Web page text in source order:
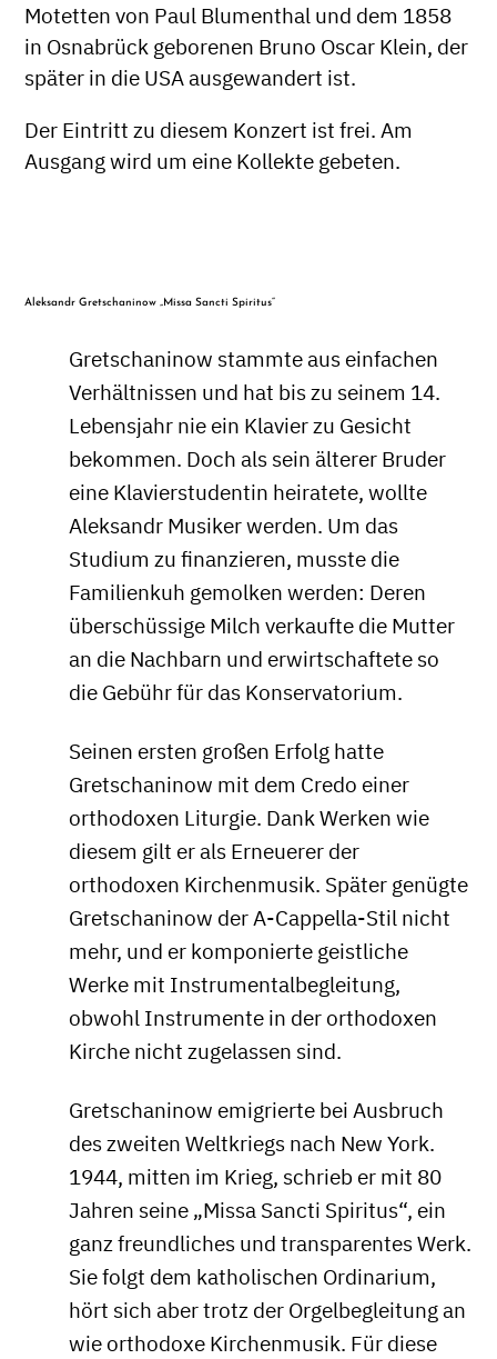
Motetten von Paul Blumenthal und dem 1858
in Osnabrück geborenen Bruno Oscar Klein, der
später in die USA ausgewandert ist.
Der Eintritt zu diesem Konzert ist frei. Am
Ausgang wird um eine Kollekte gebeten.
Aleksandr Gretschaninow „Missa Sancti Spiritus“
Gretschaninow stammte aus einfachen
Verhältnissen und hat bis zu seinem 14.
Lebensjahr nie ein Klavier zu Gesicht
bekommen. Doch als sein älterer Bruder
eine Klavierstudentin heiratete, wollte
Aleksandr Musiker werden. Um das
Studium zu finanzieren, musste die
Familienkuh gemolken werden: Deren
überschüssige Milch verkaufte die Mutter
an die Nachbarn und erwirtschaftete so
die Gebühr für das Konservatorium.
Seinen ersten großen Erfolg hatte
Gretschaninow mit dem Credo einer
orthodoxen Liturgie. Dank Werken wie
diesem gilt er als Erneuerer der
orthodoxen Kirchenmusik. Später genügte
Gretschaninow der A-Cappella-Stil nicht
mehr, und er komponierte geistliche
Werke mit Instrumentalbegleitung,
obwohl Instrumente in der orthodoxen
Kirche nicht zugelassen sind.
Gretschaninow emigrierte bei Ausbruch
des zweiten Weltkriegs nach New York.
1944, mitten im Krieg, schrieb er mit 80
Jahren seine „Missa Sancti Spiritus“, ein
ganz freundliches und transparentes Werk.
Sie folgt dem katholischen Ordinarium,
hört sich aber trotz der Orgelbegleitung an
wie orthodoxe Kirchenmusik. Für diese